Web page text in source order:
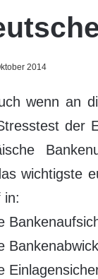
2014
wenn an
der
wichtigste
in: